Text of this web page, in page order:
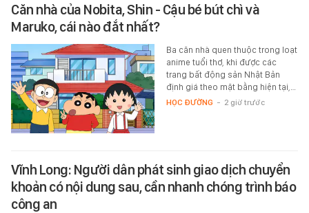
Căn nhà của Nobita, Shin - Cậu bé bút chì và
Maruko, cái nào đắt nhất?
Ba căn nhà quen thuộc trong loạt
anime tuổi thơ, khi được các
trang bất động sản Nhật Bản
định giá theo mặt bằng hiện tại,…
HỌC ĐƯỜNG - 2 giờ trước
Vĩnh Long: Người dân phát sinh giao dịch chuyển
khoản có nội dung sau, cần nhanh chóng trình báo
công an